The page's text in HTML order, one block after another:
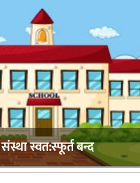
स्वत:स्फूर्त बन्द